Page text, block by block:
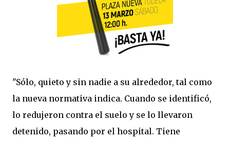
"Sólo, quieto y sin nadie a su alrededor, tal como
la nueva normativa indica. Cuando se identificó,
lo redujeron contra el suelo y se lo llevaron
detenido, pasando por el hospital. Tiene